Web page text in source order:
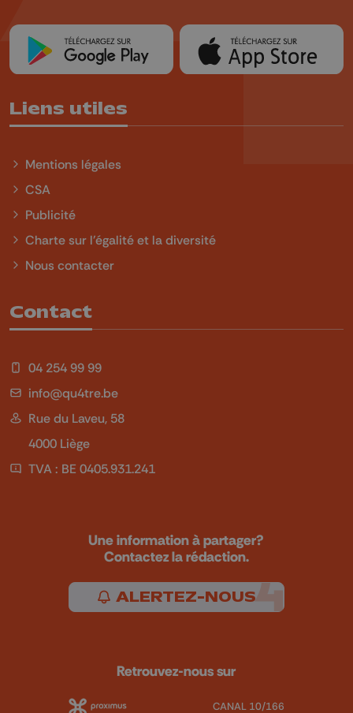
Liens utiles
Mentions légales
CSA
Publicité
Charte sur l'égalité et la diversité
Nous contacter
Contact
04 254 99 99
info@qu4tre.be
Rue du Laveu, 58
4000 Liège
TVA : BE 0405.931.241
Une information à partager?
Contactez la rédaction.
ALERTEZ-NOUS
Retrouvez-nous sur
CANAL 10/166